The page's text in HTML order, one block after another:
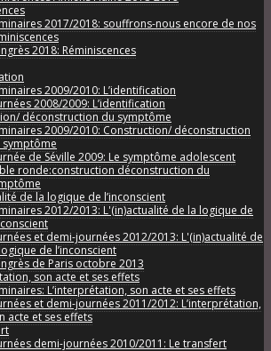
2017/2018: souffrons-nous encore de nos
2018: Réminiscences
2009/2010: L’identification
2008/2009: L’identification
déconstruction du symptôme
2009/2010: Construction/ déconstruction
symptôme
de Séville 2009: Le symptôme adolescent
ronde:construction déconstruction du
de la logique de l’inconscient
2012/2013: L'(in)actualité de la logique de
et demi-journées 2012/2013: L'(in)actualité de
de l’inconscient
de Paris octobre 2013
son acte et ses effets
L’interprétation, son acte et ses effets
et demi-journées 2011/2012: L’interprétation,
acte et ses effets
demi-journées 2010/2011: Le transfert